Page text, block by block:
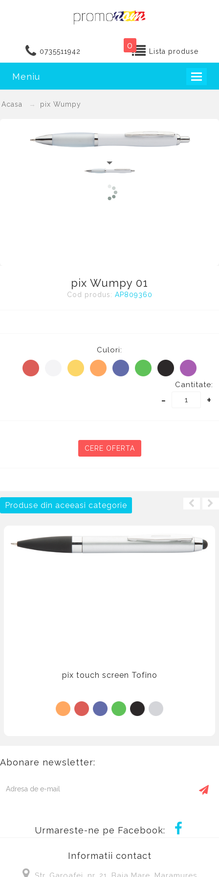
0735511942
0
Lista produse
Meniu
Acasa pix Wumpy
pix Wumpy 01
Cod produs: AP809360
Culori:
Cantitate:
- +
CERE OFERTA
Produse din aceeasi categorie
pix touch screen Tofino
Abonare newsletter:
Urmareste-ne pe Facebook:
Informatii contact